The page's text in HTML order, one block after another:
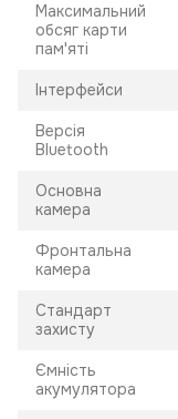
Максимальний
обсяг карти
пам'яті
Інтерфейси
Версія
Bluetooth
Основна
камера
Фронтальна
камера
Стандарт
захисту
Ємність
акумулятора